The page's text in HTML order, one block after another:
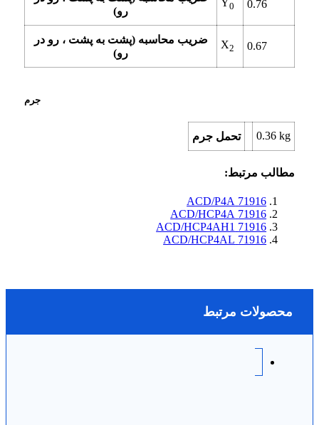
رو)
0 0.76
ضریب محاسبه (پشت به پشت ، رو در
رو)
X2 0.67
جرم
تحمل جرم 0.36kg
مطالب مرتبط:
71916 ACD/P4A
71916 ACD/HCP4A
71916 ACD/HCP4AH1
71916 ACD/HCP4AL
محصولات مرتبط